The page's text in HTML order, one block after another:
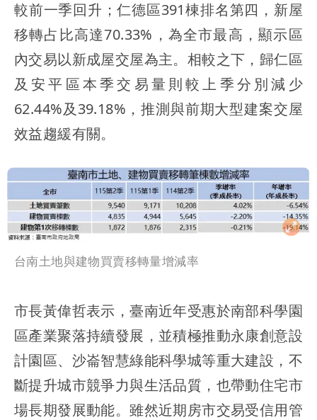
較前一季回升；仁德區391棟排名第四，新屋
移轉占比高達70.33%，為全市最高，顯示區
內交易以新成屋交屋為主。相較之下，歸仁區
及安平區本季交易量則較上季分別減少
62.44%及39.18%，推測與前期大型建案交屋
效益趨緩有關。
台南土地與建物買賣移轉量增減率
市長黃偉哲表示，臺南近年受惠於南部科學園
區產業聚落持續發展，並積極推動永康創意設
計園區、沙崙智慧綠能科學城等重大建設，不
斷提升城市競爭力與生活品質，也帶動住宅市
場長期發展動能。雖然近期房市交易受信用管